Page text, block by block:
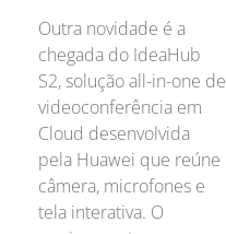
Outra novidade é a
chegada do IdeaHub
S2, solução all-in-one de
videoconferência em
Cloud desenvolvida
pela Huawei que reúne
câmera, microfones e
tela interativa. O